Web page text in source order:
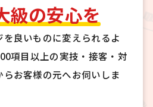
級の安心を
良いものに変えられるよ
項目以上の実技・接客・対
お客様の元へお伺いしま